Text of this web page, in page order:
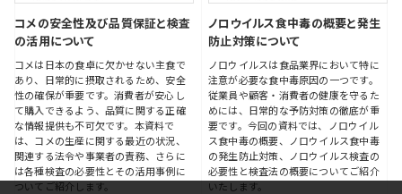
コメの安全性及び品質保証と検査
の活用について
コメは日本の食卓に欠かせない主食で
あり、日常的に摂取されるため、安全
性の確保が重要です。消費者が安心し
て購入できるよう、品質に関する正確
な情報提供も不可欠です。本資料で
は、コメの生産に関する最近の状況、
関連する法令や事業者の責務、さらに
は各種検査の必要性とその活用事例に
ついてご紹介します。
ノロウイルス食中毒の概要と発生
防止対策について
ノロウイルスは食品業界において特に
注意が必要な食中毒原因の一つです。
従業員や顧客・消費者の健康を守るた
めには、日常的な予防対策の徹底が重
要です。今回の資料では、ノロウイル
ス食中毒の概要、ノロウイルス食中毒
の発生防止対策、ノロウイルス検査の
必要性と検査法の概要についてご紹介
いたします。